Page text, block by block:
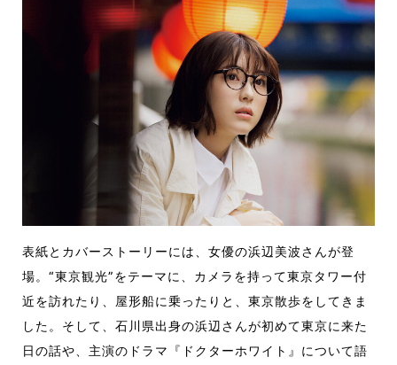
表紙とカバーストーリーには、女優の浜辺美波さんが登
場。“東京観光”をテーマに、カメラを持って東京タワー付
近を訪れたり、屋形船に乗ったりと、東京散歩をしてきま
した。そして、石川県出身の浜辺さんが初めて東京に来た
日の話や、主演のドラマ『ドクターホワイト』について語